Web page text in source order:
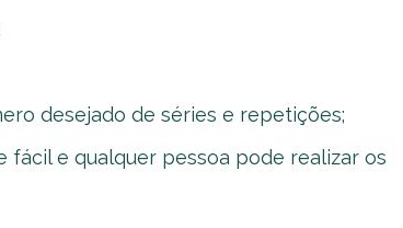
desejado de séries e repetições;
fácil e qualquer pessoa pode realizar os